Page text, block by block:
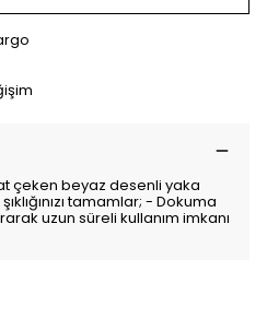
çeken beyaz desenli yaka
tamamlar; - Dokuma
uzun süreli kullanım imkanı